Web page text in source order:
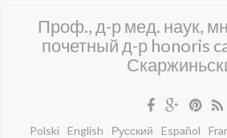
Проф., д-р мед. наук,
почетный д-р honoris
Polski English Русский Español